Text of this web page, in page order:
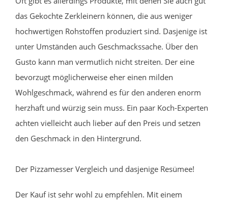
das Gekochte Zerkleinern können, die aus weniger
hochwertigen Rohstoffen produziert sind. Dasjenige ist
unter Umständen auch Geschmackssache. Über den
Gusto kann man vermutlich nicht streiten. Der eine
bevorzugt möglicherweise eher einen milden
Wohlgeschmack, während es für den anderen enorm
herzhaft und würzig sein muss. Ein paar Koch-Experten
achten vielleicht auch lieber auf den Preis und setzen
den Geschmack in den Hintergrund.
Der Pizzamesser Vergleich und dasjenige Resümee!
Der Kauf ist sehr wohl zu empfehlen. Mit einem